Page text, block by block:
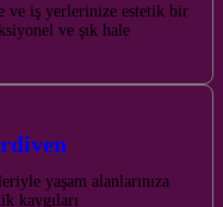
ve iş yerlerinize estetik bir
ve şık hale
yaşam alanlarınıza
kaygıları